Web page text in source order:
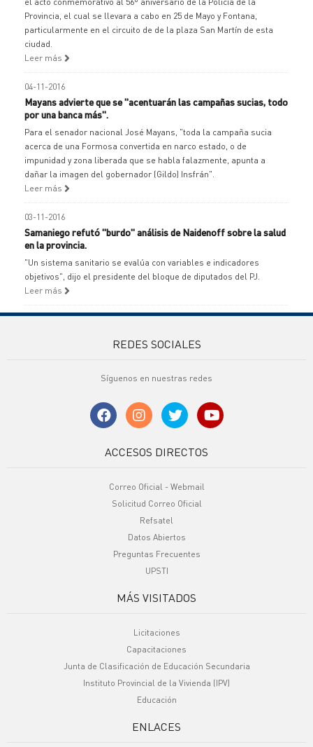
Provincia, el cual se llevara a cabo en 25 de Mayo y Fontana,
particularmente en el circuito de de la plaza San Martín de esta
ciudad.
Leer más
04-11-2016
Mayans advierte que se "acentuarán las campañas sucias, todo
por una banca más".
Para el senador nacional José Mayans, "toda la campaña sucia
acerca de una Formosa convertida en narco estado, o de
impunidad y zona liberada que se habla falazmente, apunta a
dañar la imagen del gobernador (Gildo) Insfrán".
Leer más
03-11-2016
Samaniego refutó "burdo" análisis de Naidenoff sobre la salud
en la provincia.
"Un sistema sanitario se evalúa con variables e indicadores
objetivos", dijo el presidente del bloque de diputados del PJ.
Leer más
REDES SOCIALES
Síguenos en nuestras redes
ACCESOS DIRECTOS
Correo Oficial - Webmail
Solicitud Correo Oficial
Refsatel
Datos Abiertos
Preguntas Frecuentes
UPSTI
MÁS VISITADOS
Licitaciones
Capacitaciones
Junta de Clasificación de Educación Secundaria
Instituto Provincial de la Vivienda (IPV)
Educación
ENLACES